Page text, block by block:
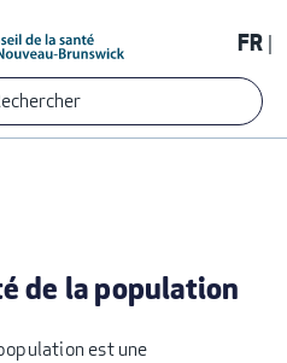
FR
de la population
est une